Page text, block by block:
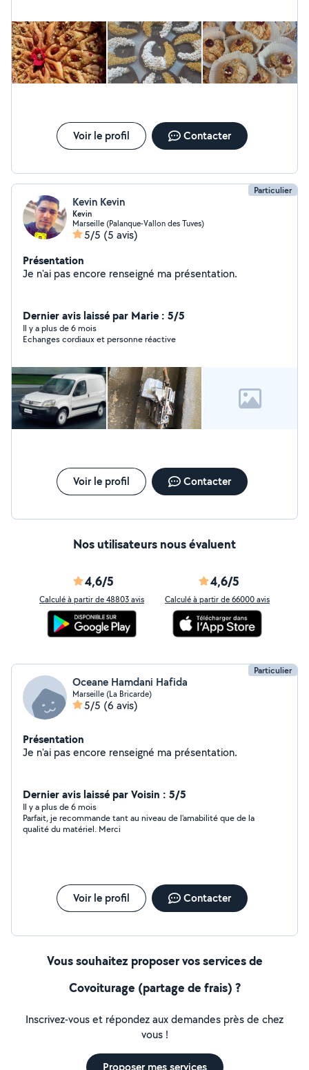
Voir le profil Contacter
Particulier
Kevin Kevin
Kevin
Marseille (Palanque-Vallon des Tuves)
5/5 (5 avis)
Présentation
Je n'ai pas encore renseigné ma présentation.
Dernier avis laissé par Marie : 5/5
Il y a plus de 6 mois
Echanges cordiaux et personne réactive
Voir le profil Contacter
Nos utilisateurs nous évaluent
4,6/5
Calculé à partir de 48803 avis
4,6/5
Calculé à partir de 66000 avis
Particulier
Oceane Hamdani Hafida
Marseille (La Bricarde)
5/5 (6 avis)
Présentation
Je n'ai pas encore renseigné ma présentation.
Dernier avis laissé par Voisin : 5/5
Il y a plus de 6 mois
Parfait, je recommande tant au niveau de l'amabilité que de la
qualité du matériel. Merci
Voir le profil Contacter
Vous souhaitez proposer vos services de
Covoiturage (partage de frais) ?
Inscrivez-vous et répondez aux demandes près de chez
vous !
Proposer mes services